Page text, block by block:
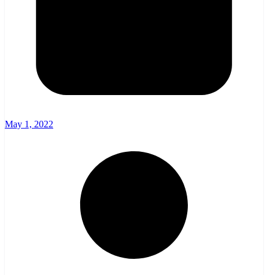
May 1, 2022